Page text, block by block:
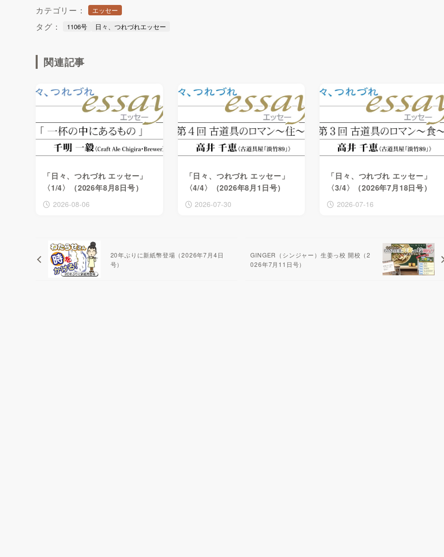
カテゴリー： エッセー
タグ： 1106号 日々、つれづれエッセー
関連記事
「日々、つれづれ エッセー」
〈1/4〉（2026年8月8日号）
2026-08-06
「日々、つれづれ エッセー」
〈4/4〉（2026年8月1日号）
2026-07-30
「日々、つれづれ エッセー」
〈3/4〉（2026年7月18日号）
2026-07-16
20年ぶりに新紙幣登場（2026年7月4日
号）
GINGER（シンジャー）生姜っ校 開校（2
026年7月11日号）